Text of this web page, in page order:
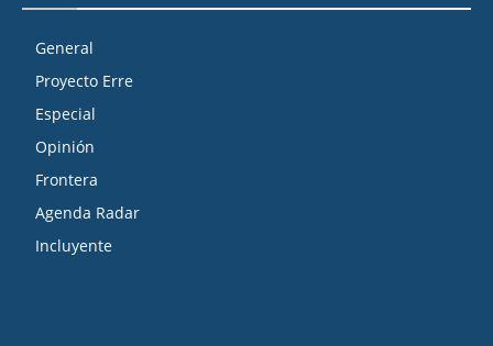
General
Proyecto Erre
Especial
Opinión
Frontera
Agenda Radar
Incluyente